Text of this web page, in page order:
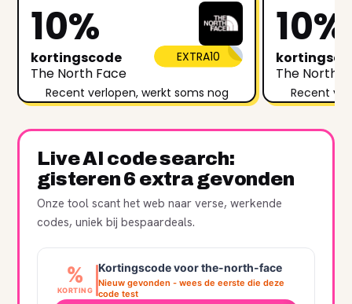
10%
kortingscode
The North Face
EXTRA10
Recent verlopen, werkt soms nog
10%
The North
Recent
Live AI code search:
gisteren 6 extra gevonden
Onze tool scant het web naar verse, werkende
codes, uniek bij bespaardeals.
%
KORTING
Kortingscode voor the-north-face
Nieuw gevonden - wees de eerste die deze
code test